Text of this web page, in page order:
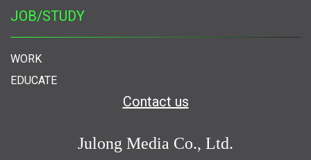
JOB/STUDY
WORK
EDUCATE
Contact us
Julong Media Co., Ltd.